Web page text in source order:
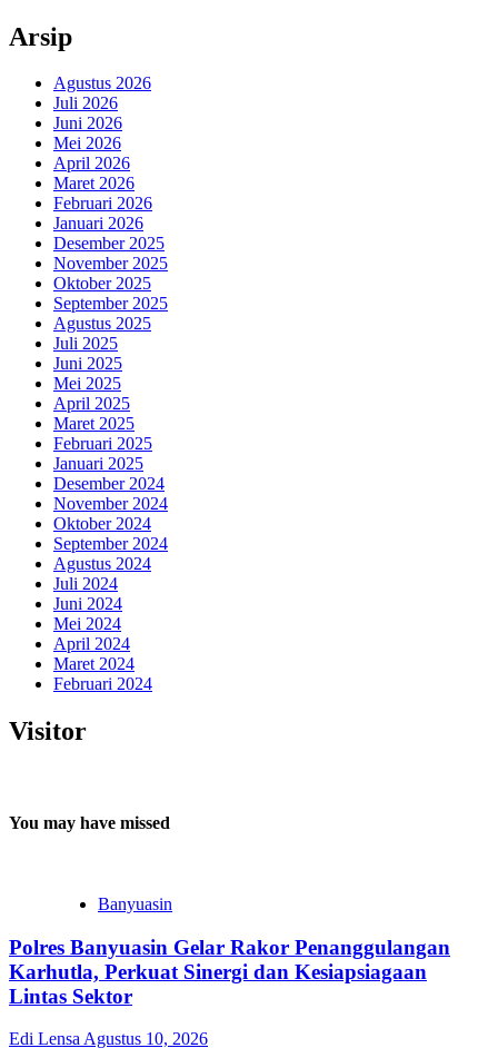
Arsip
Agustus 2026
Juli 2026
Juni 2026
Mei 2026
April 2026
Maret 2026
Februari 2026
Januari 2026
Desember 2025
November 2025
Oktober 2025
September 2025
Agustus 2025
Juli 2025
Juni 2025
Mei 2025
April 2025
Maret 2025
Februari 2025
Januari 2025
Desember 2024
November 2024
Oktober 2024
September 2024
Agustus 2024
Juli 2024
Juni 2024
Mei 2024
April 2024
Maret 2024
Februari 2024
Visitor
You may have missed
Banyuasin
Polres Banyuasin Gelar Rakor Penanggulangan
Karhutla, Perkuat Sinergi dan Kesiapsiagaan
Lintas Sektor
Edi Lensa Agustus 10, 2026